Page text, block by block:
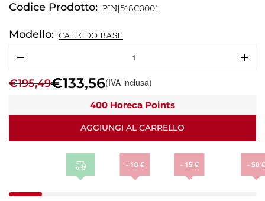
Codice Prodotto: PIN|518C0001
Modello: CALEIDO BASE
bassa
caffe
cm
quantità
€195,49€133,56(IVA inclusa)
400 Horeca Points
AGGIUNGI AL CARRELLO
- 10 € - 15 € - 50 €